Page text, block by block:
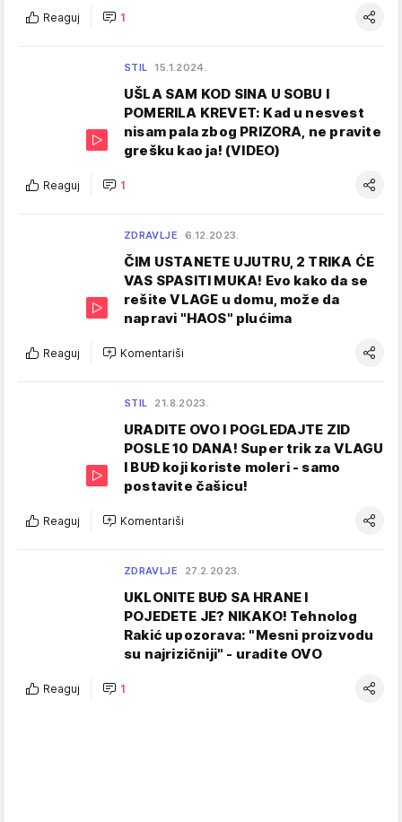
Reaguj 1
STIL 15.1.2024.
UŠLA SAM KOD SINA U SOBU I
POMERILA KREVET: Kad u nesvest
nisam pala zbog PRIZORA, ne pravite
grešku kao ja! (VIDEO)
Reaguj 1
ZDRAVLJE 6.12.2023.
ČIM USTANETE UJUTRU, 2 TRIKA ĆE
VAS SPASITI MUKA! Evo kako da se
rešite VLAGE u domu, može da
napravi "HAOS" plućima
Reaguj Komentariši
STIL 21.8.2023.
URADITE OVO I POGLEDAJTE ZID
POSLE 10 DANA! Super trik za VLAGU
I BUĐ koji koriste moleri - samo
postavite čašicu!
Reaguj Komentariši
ZDRAVLJE 27.2.2023.
UKLONITE BUĐ SA HRANE I
POJEDETE JE? NIKAKO! Tehnolog
Rakić upozorava: "Mesni proizvodu
su najrizičniji" - uradite OVO
Reaguj 1